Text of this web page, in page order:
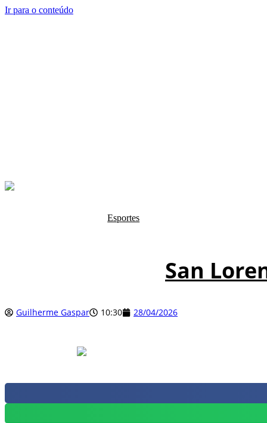
Ir para o conteúdo
Esportes
San
Guilherme Gaspar 10:30 28/04/2026